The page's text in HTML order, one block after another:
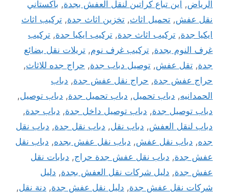
الرياض, اين تباع كراتين لنقل العفش بجدة, باكستاني
نقل عفش, تحميل اثاث, تخزين اثاث جدة, تركيب اثاث
ايكيا جدة, تركيب اثاث جدة, تركيب ايكيا جدة, تركيب
غرف النوم بجدة, تركيب غرف نوم, تريلات نقل بضائع
جدة, تقل عفش, توصيل دباب جدة, حراج جده للاثاث,
حراج عفش جدة, حراج نقل عفش جدة, دباب
الحمدانيه, دباب تحميل, دباب تحميل جدة, دباب توصيل,
دباب توصيل جدة, دباب توصيل داخل جدة, دباب جدة,
دباب لنقل العفش, دباب نقل, دباب نقل جدة, دباب نقل
جده, دباب نقل عفش, دباب نقل عفش بجده, دباب نقل
عفش جدة, دباب نقل عفش جدة حراج, دبابات نقل
عفش جدة, دليل شركات نقل العفش بجدة, دليل
شركات نقل عفش جدة, دليل نقل عفش جدة, دنة نقل,